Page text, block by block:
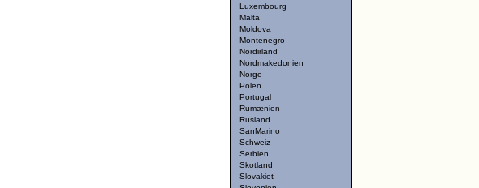
Luxembourg
Malta
Moldova
Montenegro
Nordirland
Nordmakedonien
Norge
Polen
Portugal
Rumænien
Rusland
SanMarino
Schweiz
Serbien
Skotland
Slovakiet